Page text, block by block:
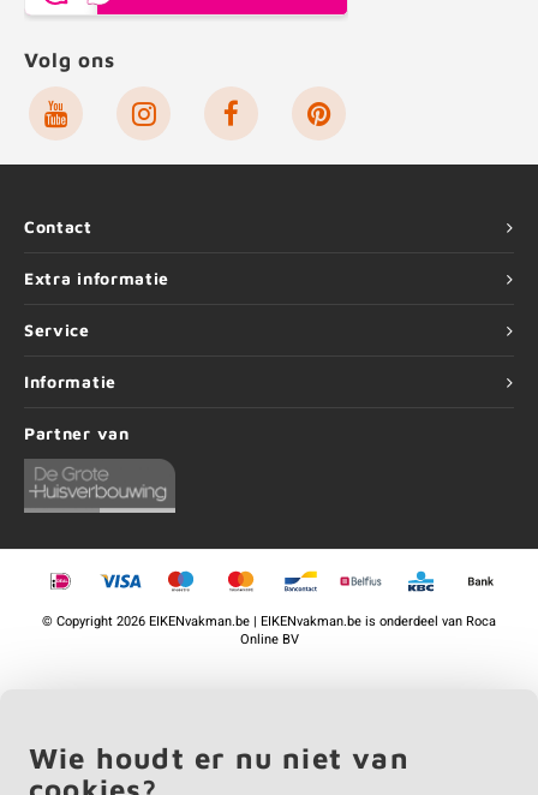
Volg ons
Contact
Extra informatie
Service
Informatie
Partner van
©Copyright2026 EIKENvakman.be | EIKENvakman.be is onderdeel vanRoca
Online BV
Wie houdt er nu niet van